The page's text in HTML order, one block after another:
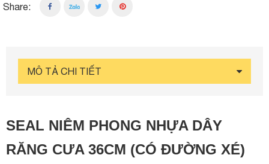
Share:
MÔ TẢ CHI TIẾT
SEAL NIÊM PHONG NHỰA DÂY
RĂNG CƯA 36CM (CÓ ĐƯỜNG XÉ)